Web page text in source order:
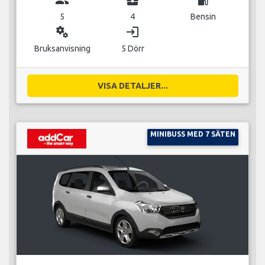
5 4 Bensin
miscellaneous_services
Bruksanvisning
login
5 Dörr
VISA DETALJER...
MINIBUSS MED 7 SÄTEN